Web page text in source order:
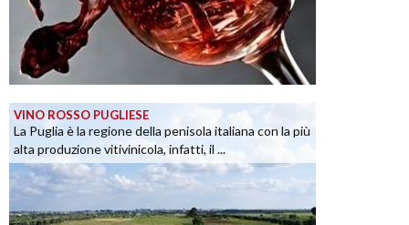
VINO ROSSO PUGLIESE
La Puglia è la regione della penisola italiana con la più
alta produzione vitivinicola, infatti, il ...